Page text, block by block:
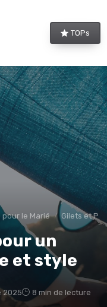
TOPs
le Marié Gilets et
un
et style
2025 8 min de lecture